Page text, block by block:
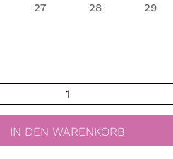
27 28 29
IN DEN WARENKORB